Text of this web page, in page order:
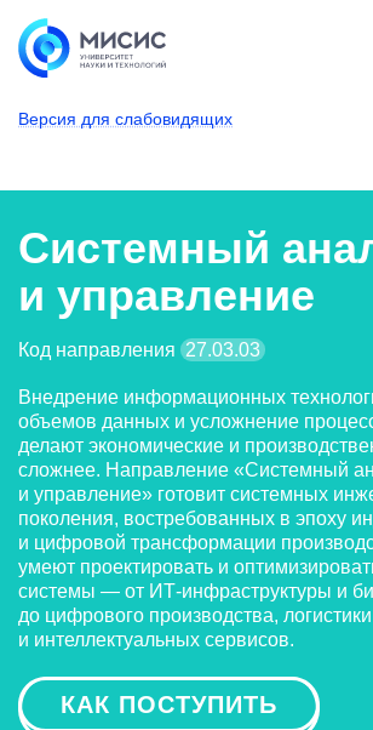
Версия для слабовидящих
Системный
и управление
Код направления 27.03.03
Внедрение информационных
объемов данных и усложнение
делают экономические и
сложнее. Направление «Системный
и управление» готовит системных
поколения, востребованных в эпоху
и цифровой трансформации
умеют проектировать и
системы — от ИТ-инфраструктуры и
до цифрового производства, логистики
и интеллектуальных сервисов.
КАК ПОСТУПИТЬ